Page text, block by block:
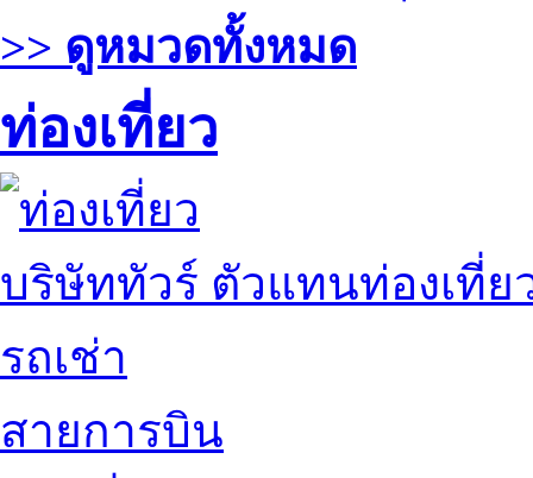
>> ดูหมวดทั้งหมด
ท่องเที่ยว
บริษัททัวร์ ตัวแทนท่องเที่ย
รถเช่า
สายการบิน